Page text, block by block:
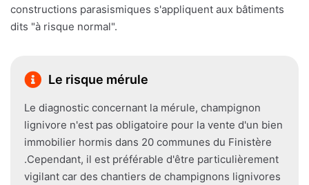
constructions parasismiques s'appliquent aux bâtiments
dits "à risque normal".
Le risque mérule
Le diagnostic concernant la mérule, champignon
lignivore n'est pas obligatoire pour la vente d'un bien
immobilier hormis dans 20 communes du Finistère
.Cependant, il est préférable d'être particulièrement
vigilant car des chantiers de champignons lignivores